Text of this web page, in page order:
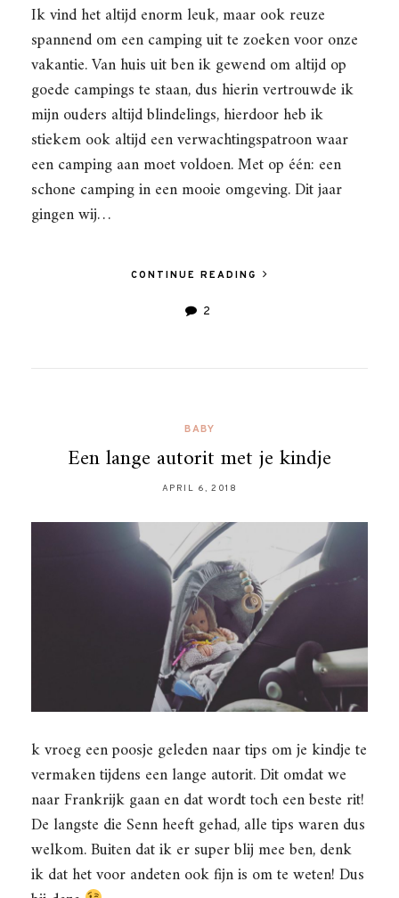
Ik vind het altijd enorm leuk, maar ook reuze
spannend om een camping uit te zoeken voor onze
vakantie. Van huis uit ben ik gewend om altijd op
goede campings te staan, dus hierin vertrouwde ik
mijn ouders altijd blindelings, hierdoor heb ik
stiekem ook altijd een verwachtingspatroon waar
een camping aan moet voldoen. Met op één: een
schone camping in een mooie omgeving. Dit jaar
gingen wij…
CONTINUE READING
2
BABY
Een lange autorit met je kindje
APRIL 6, 2018
k vroeg een poosje geleden naar tips om je kindje te
vermaken tijdens een lange autorit. Dit omdat we
naar Frankrijk gaan en dat wordt toch een beste rit!
De langste die Senn heeft gehad, alle tips waren dus
welkom. Buiten dat ik er super blij mee ben, denk
ik dat het voor andeten ook fijn is om te weten! Dus